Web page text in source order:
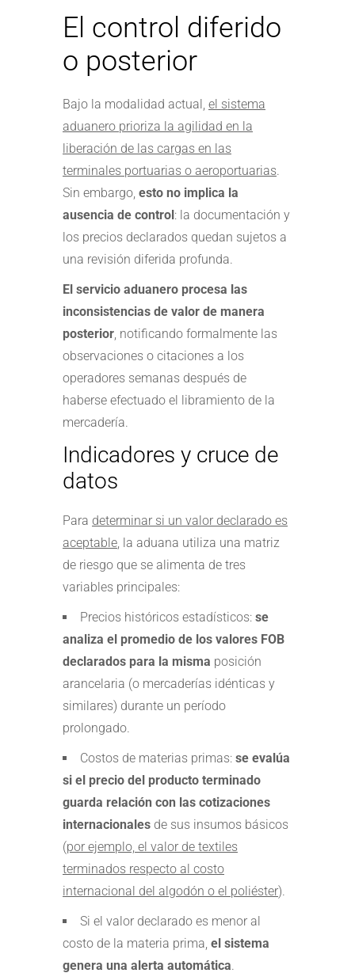
El control diferido
o posterior
Bajo la modalidad actual, el sistema
aduanero prioriza la agilidad en la
liberación de las cargas en las
terminales portuarias o aeroportuarias.
Sin embargo, esto no implica la
ausencia de control: la documentación y
los precios declarados quedan sujetos a
una revisión diferida profunda.
El servicio aduanero procesa las
inconsistencias de valor de manera
posterior , notificando formalmente las
observaciones o citaciones a los
operadores semanas después de
haberse efectuado el libramiento de la
mercadería.
Indicadores y cruce de
datos
Para determinar si un valor declarado es
aceptable , la aduana utiliza una matriz
de riesgo que se alimenta de tres
variables principales:
Precios históricos estadísticos: se
analiza el promedio de los valores FOB
declarados para la misma posición
arancelaria (o mercaderías idénticas y
similares) durante un período
prolongado.
Costos de materias primas: se evalúa
si el precio del producto terminado
guarda relación con las cotizaciones
internacionales de sus insumos básicos
(por ejemplo, el valor de textiles
terminados respecto al costo
internacional del algodón o el poliéster).
Si el valor declarado es menor al
costo de la materia prima, el sistema
genera una alerta automática.